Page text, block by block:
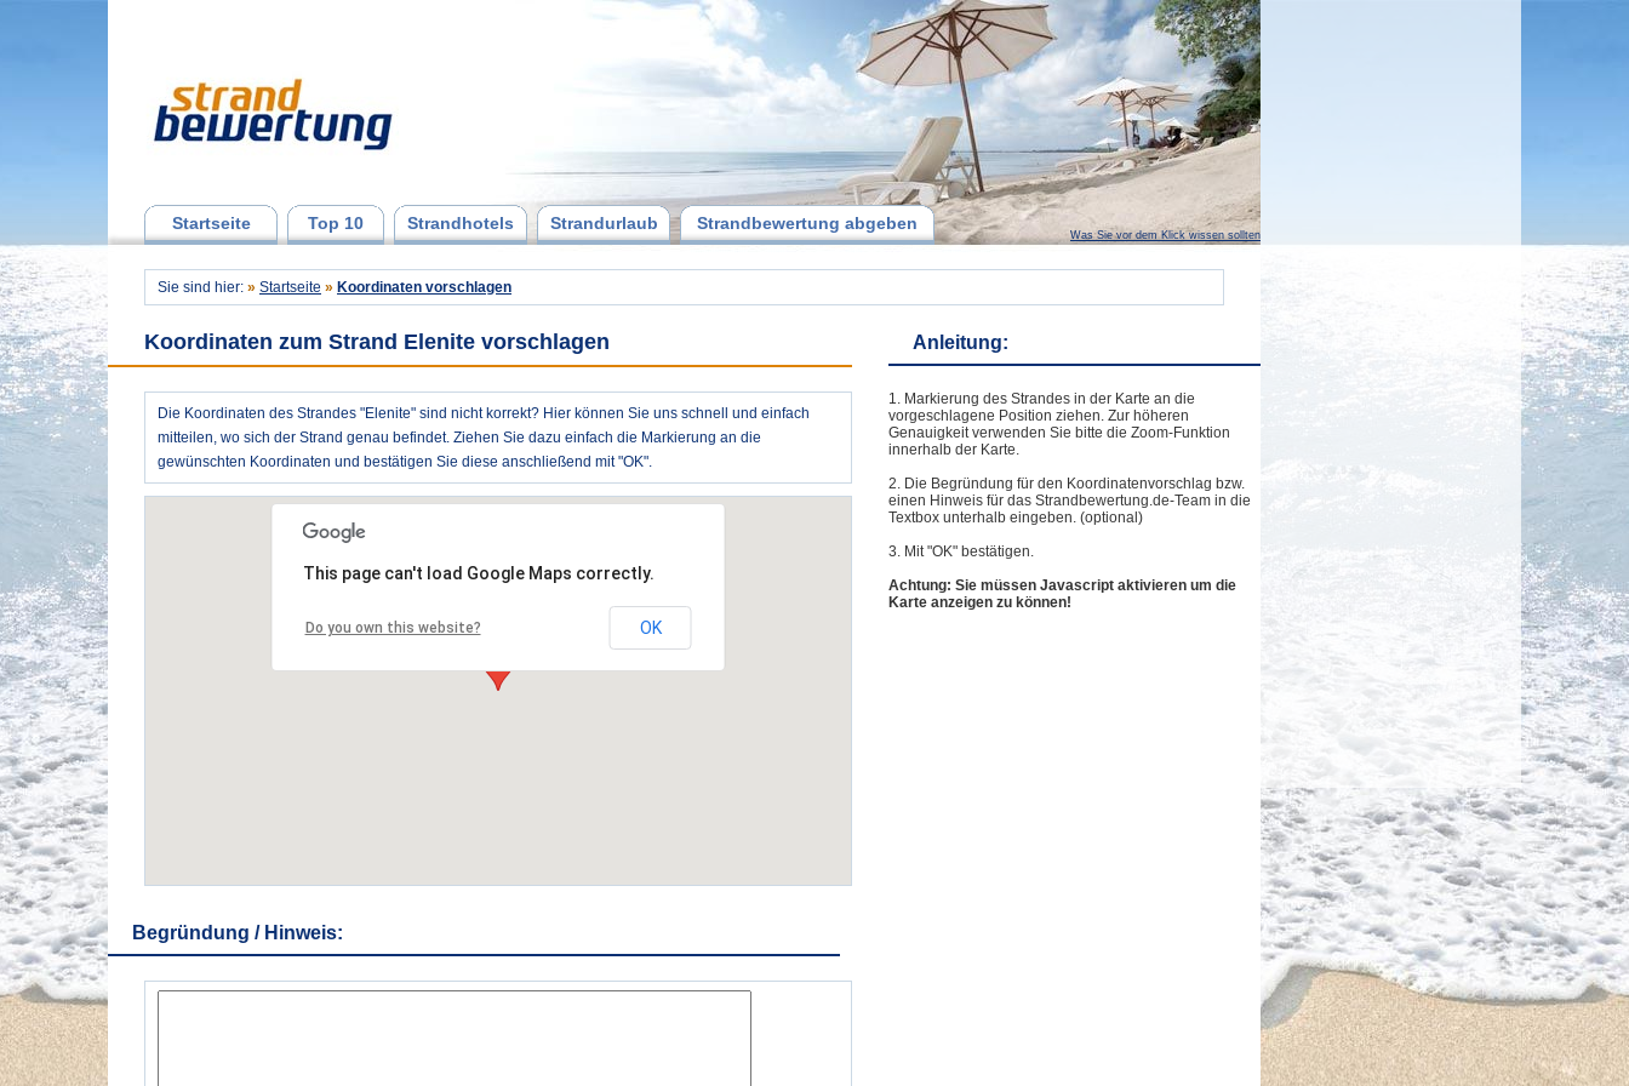
Startseite Top 10 Strandhotels Strandurlaub Strandbewertung abgeben
Was Sie vor dem Klick wissen sollten
Sie sind hier: » Startseite » Koordinaten vorschlagen
Koordinaten zum Strand Elenite vorschlagen
Die Koordinaten des Strandes "Elenite" sind nicht korrekt? Hier können Sie uns schnell und einfach
mitteilen, wo sich der Strand genau befindet. Ziehen Sie dazu einfach die Markierung an die
gewünschten Koordinaten und bestätigen Sie diese anschließend mit "OK".
This page can't load Google Maps correctly.
Do you own this website? OK
Begründung / Hinweis:
Anleitung:
1. Markierung des Strandes in der Karte an die
vorgeschlagene Position ziehen. Zur höheren
Genauigkeit verwenden Sie bitte die Zoom-Funktion
innerhalb der Karte.
2. Die Begründung für den Koordinatenvorschlag bzw.
einen Hinweis für das Strandbewertung.de-Team in die
Textbox unterhalb eingeben. (optional)
3. Mit "OK" bestätigen.
Achtung: Sie müssen Javascript aktivieren um die
Karte anzeigen zu können!